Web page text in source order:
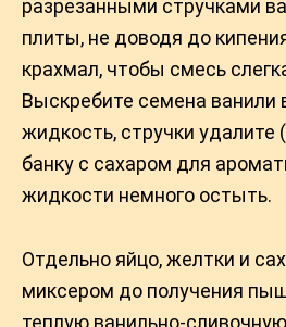
разрезанными стручками
плиты, не доводя до
крахмал, чтобы смесь
Выскребите семена ванили
жидкость, стручки удалите
банку с сахаром для
жидкости немного остыть.
Отдельно яйцо, желтки и
миксером до получения